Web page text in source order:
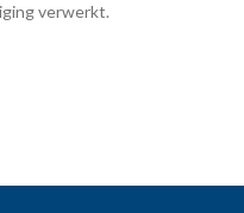
verwerkt.